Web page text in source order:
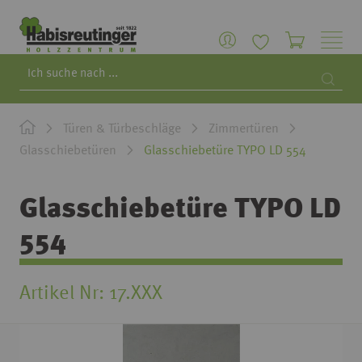
Türen & Türbeschläge
Zimmertüren
Glasschiebetüren
Glasschiebetüre TYPO LD 554
Glasschiebetüre TYPO LD
554
Artikel Nr 17.XXX